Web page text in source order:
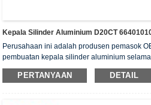
Kepala Silinder Aluminium D20CT
Perusahaan ini adalah produsen pemasok
pembuatan kepala silinder aluminium
adalah pada kualitas dan layanan. Kepala
sertifikat otentikasi ISO16949, "Kepala
PERTANYAAN DETAIL